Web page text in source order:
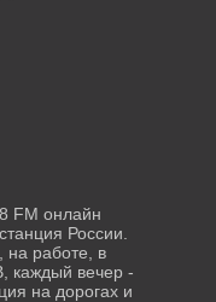
FM онлайн
России.
на работе, в
каждый вечер -
на дорогах и